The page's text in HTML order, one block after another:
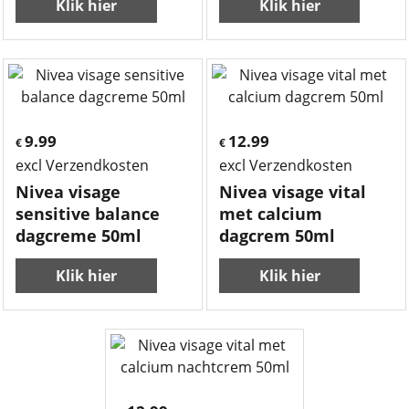
Klik hier Klik hier
€ 9.99
excl Verzendkosten
Nivea visage
sensitive balance
dagcreme 50ml
Klik hier
€ 12.99
excl Verzendkosten
Nivea visage vital
met calcium
dagcrem 50ml
Klik hier